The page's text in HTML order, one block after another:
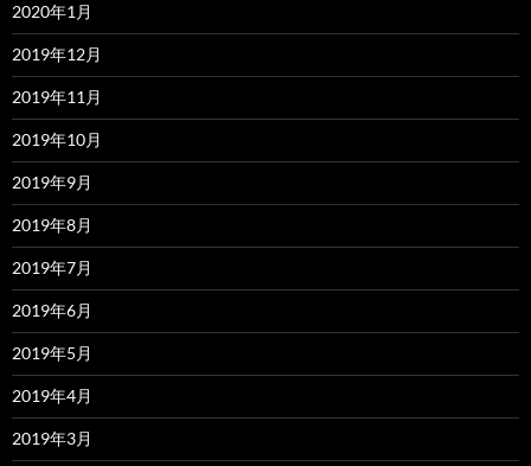
2020年1月
2019年12月
2019年11月
2019年10月
2019年9月
2019年8月
2019年7月
2019年6月
2019年5月
2019年4月
2019年3月